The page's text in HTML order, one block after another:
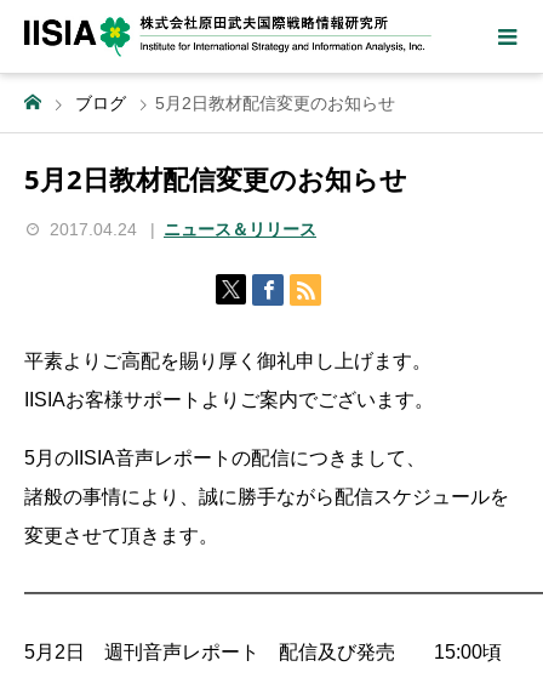
ブログ 5月2日教材配信変更のお知らせ
5月2日教材配信変更のお知らせ
2017.04.24 ニュース＆リリース
平素よりご高配を賜り厚く御礼申し上げます。
IISIAお客様サポートよりご案内でございます。
5月のIISIA音声レポートの配信につきまして、
諸般の事情により、誠に勝手ながら配信スケジュールを
変更させて頂きます。
5月2日 週刊音声レポート 配信及び発売 15:00頃